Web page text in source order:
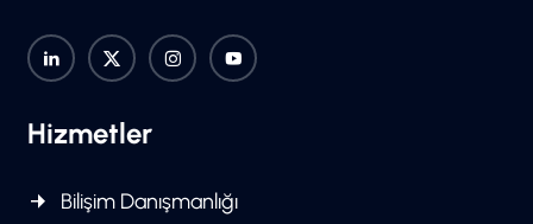
Hizmetler
Bilişim Danışmanlığı